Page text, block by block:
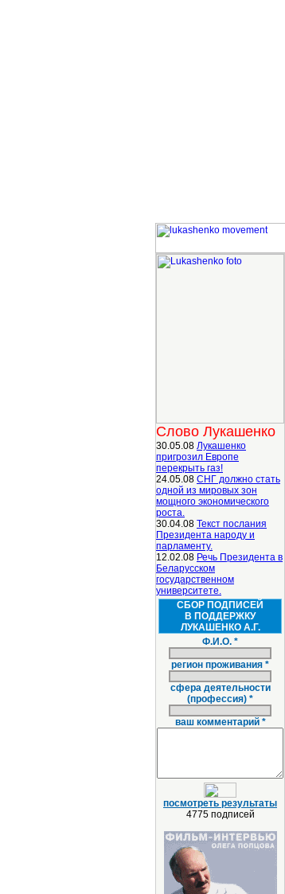
Слово Лукашенко
30.05.08 Лукашенко
пригрозил Европе
перекрыть газ!
24.05.08 СНГ должно стать
одной из мировых зон
мощного экономического
роста.
30.04.08 Текст послания
Президента народу и
парламенту.
12.02.08 Речь Президента в
Беларусском
государственном
университете.
СБОР ПОДПИСЕЙ
В ПОДДЕРЖКУ
ЛУКАШЕНКО А.Г.
Ф.И.О. *
регион проживания *
сфера деятельности
(профессия) *
ваш комментарий *
посмотреть результаты
4775 подписей